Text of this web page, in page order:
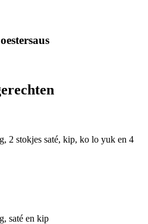
2 stokjes saté, kip, ko lo yuk en 4
saté en kip